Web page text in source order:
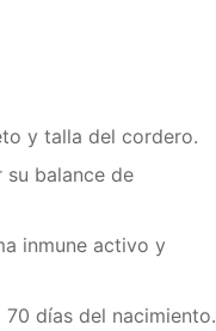
y talla del cordero.
balance de
inmune activo y
días del nacimiento.